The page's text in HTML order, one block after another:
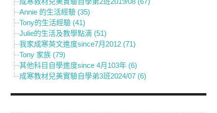
Annie 的生活經驗 (35)
Tony的生活經驗 (41)
Julie的生活及教學點滴 (51)
我家成寒英文進度since7月2012 (71)
Tony 家族 (79)
其他科目自學進度since 4月103年 (6)
成寒教材兒美實驗自學弟3班2024/07 (6)